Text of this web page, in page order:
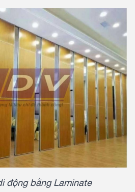
động bằng Laminate